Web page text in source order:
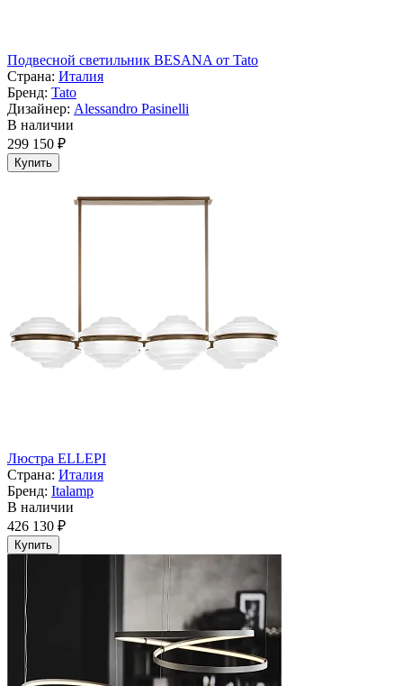
Подвесной светильник BESANA от Tato
Страна: Италия
Бренд: Tato
Дизайнер: Alessandro Pasinelli
В наличии
299 150 ₽
Купить
Люстра ELLEPI
Страна: Италия
Бренд: Italamp
В наличии
426 130 ₽
Купить